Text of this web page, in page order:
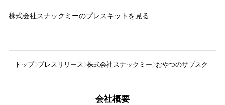
株式会社スナックミーのプレスキットを見る
トップ プレスリリース 株式会社スナックミー おやつのサブスク『
会社概要